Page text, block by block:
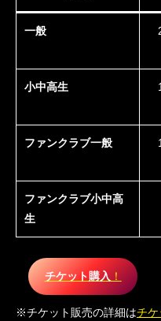
一般
小中高生
ファンクラブ一般
ファンクラブ小中高
生
チケット購入 ！
※チケット販売の詳細はチケ